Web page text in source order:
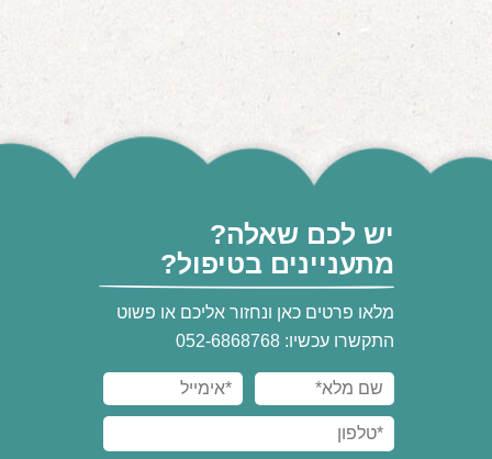
יש לכם שאלה?
מתעניינים בטיפול?
מלאו פרטים כאן ונחזור אליכם או פשוט
התקשרו עכשיו: 052-6868768